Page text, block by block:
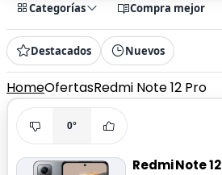
Categorías Compra mejor
Destacados Nuevos
HomeOfertasRedmi Note 12 Pro
0°
Redmi Note